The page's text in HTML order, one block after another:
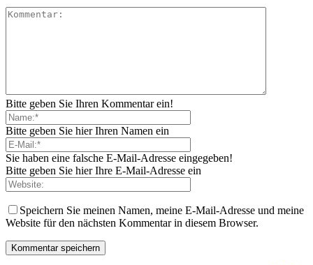
Bitte geben Sie Ihren Kommentar ein!
Bitte geben Sie hier Ihren Namen ein
Sie haben eine falsche E-Mail-Adresse eingegeben!
Bitte geben Sie hier Ihre E-Mail-Adresse ein
Speichern Sie meinen Namen, meine E-Mail-Adresse und meine
Website für den nächsten Kommentar in diesem Browser.